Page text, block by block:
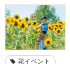
花イベント